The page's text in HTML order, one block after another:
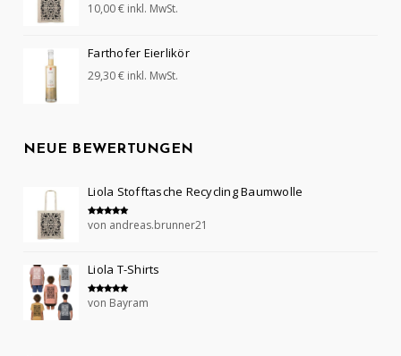
Bewertet mit
5.00
10,00€ inkl. MwSt.
Farthofer Eierlikör
29,30€ inkl. MwSt.
NEUE BEWERTUNGEN
Liola Stofftasche Recycling Baumwolle
Bewertet mit
von andreas.brunner21
Liola T-Shirts
Bewertet mit
von Bayram